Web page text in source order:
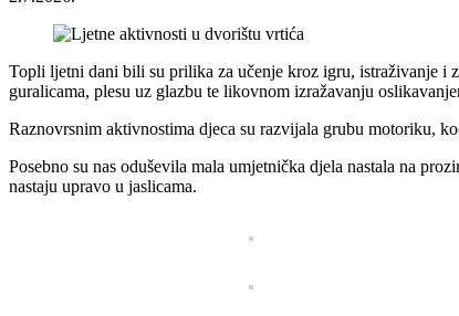
Topli ljetni dani bili su prilika za učenje kroz igru, istraživanje i
guralicama, plesu uz glazbu te likovnom izražavanju
Raznovrsnim aktivnostima djeca su razvijala grubu motoriku,
Posebno su nas oduševila mala umjetnička djela nastala na
nastaju upravo u jaslicama.